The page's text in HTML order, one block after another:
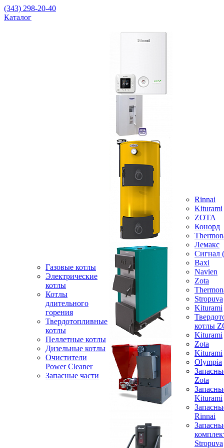
(343) 298-20-40
Каталог
Газовые котлы
Электрические
котлы
Котлы
длительного
горения
Твердотопливные
котлы
Пеллетные котлы
Дизельные котлы
Очистители
Power Cleaner
Запасные части
Rinnai
Kiturami
ZOTA
Конорд
Лемакс
Baxi
Navien
Zota
Stropuva
Kiturami
котлы
Kiturami
Zota
Kiturami
Olympia
Zota
Kiturami
Rinnai
Stropuva